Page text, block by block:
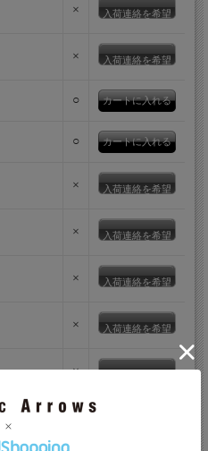
× 入荷連絡を希望
× 入荷連絡を希望
○
○
× 入荷連絡を希望
× 入荷連絡を希望
× 入荷連絡を希望
× 入荷連絡を希望
×